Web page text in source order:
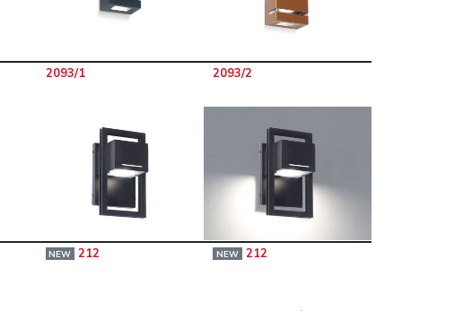
2093/1 2093/2
NEW 212 NEW 212